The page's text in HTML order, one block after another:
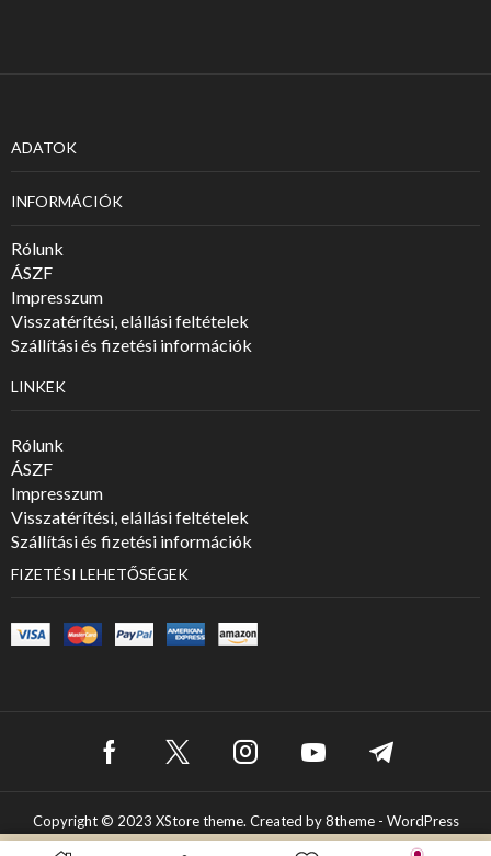
ADATOK
INFORMÁCIÓK
Rólunk
ÁSZF
Impresszum
Visszatérítési, elállási feltételek
Szállítási és fizetési információk
LINKEK
Rólunk
ÁSZF
Impresszum
Visszatérítési, elállási feltételek
Szállítási és fizetési információk
FIZETÉSI LEHETŐSÉGEK
Copyright © 2023 XStore theme. Created by 8theme - WordPress
WooCommerce themes.